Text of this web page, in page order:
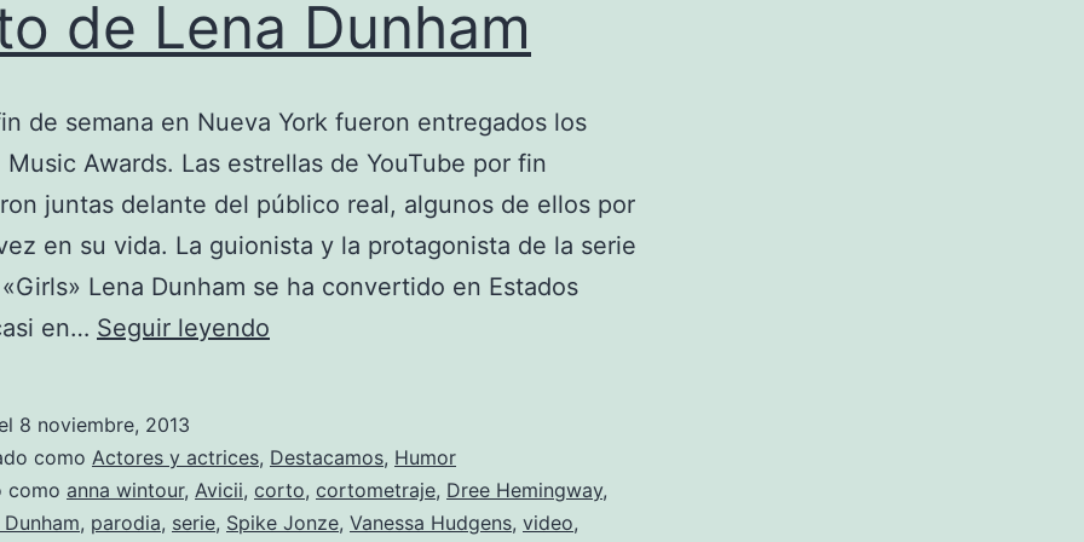
de Lena Dunham
de semana en Nueva York fueron entregados los
Music Awards. Las estrellas de YouTube por fin
juntas delante del público real, algunos de ellos por
en su vida. La guionista y la protagonista de la serie
Lena Dunham se ha convertido en Estados
en… Seguir leyendo
el
corto
de
8 noviembre, 2013
como Actores y actrices, Destacamos, Humor
como anna wintour, Avicii, corto, cortometraje, Dree Hemingway,
, parodia, serie, Spike Jonze, Vanessa Hudgens, video,